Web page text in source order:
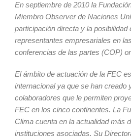
En septiembre de 2010 la
Miembro Observer de Naciones
participación directa y la posibilidad
representantes empresariales en
conferencias de las partes (COP)
El ámbito de actuación de la FEC
internacional ya que se han creado
colaboradores que le permiten
FEC en los cinco continentes. La
Clima cuenta en la actualidad más
instituciones asociadas. Su